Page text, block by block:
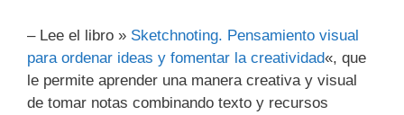
– Lee el libro » Sketchnoting. Pensamiento visual
para ordenar ideas y fomentar la creatividad«, que
le permite aprender una manera creativa y visual
de tomar notas combinando texto y recursos